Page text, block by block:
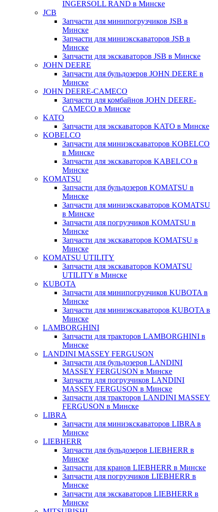
INGERSOLL RAND в Минске
JCB
Запчасти для минипогрузчиков JSB в
Минске
Запчасти для миниэкскаваторов JSB в
Минске
Запчасти для экскаваторов JSB в Минске
JOHN DEERE
Запчасти для бульдозеров JOHN DEERE в
Минске
JOHN DEERE-CAMECO
Запчасти для комбайнов JOHN DEERE-
CAMECO в Минске
KATO
Запчасти для экскаваторов KATO в Минске
KOBELCO
Запчасти для миниэкскаваторов KOBELCO
в Минске
Запчасти для экскаваторов KABELCO в
Минске
KOMATSU
Запчасти для бульдозеров KOMATSU в
Минске
Запчасти для миниэкскаваторов KOMATSU
в Минске
Запчасти для погрузчиков KOMATSU в
Минске
Запчасти для экскаваторов KOMATSU в
Минске
KOMATSU UTILITY
Запчасти для экскаваторов KOMATSU
UTILITY в Минске
KUBOTA
Запчасти для минипогрузчиков KUBOTA в
Минске
Запчасти для миниэкскаваторов KUBOTA в
Минске
LAMBORGHINI
Запчасти для тракторов LAMBORGHINI в
Минске
LANDINI MASSEY FERGUSON
Запчасти для бульдозеров LANDINI
MASSEY FERGUSON в Минске
Запчасти для погрузчиков LANDINI
MASSEY FERGUSON в Минске
Запчасти для тракторов LANDINI MASSEY
FERGUSON в Минске
LIBRA
Запчасти для миниэкскаваторов LIBRA в
Минске
LIEBHERR
Запчасти для бульдозеров LIEBHERR в
Минске
Запчасти для кранов LIEBHERR в Минске
Запчасти для погрузчиков LIEBHERR в
Минске
Запчасти для экскаваторов LIEBHERR в
Минске